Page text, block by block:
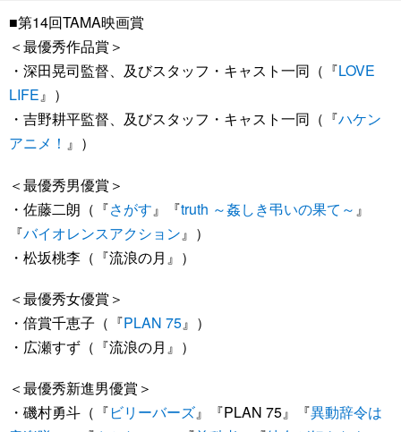
■第14回TAMA映画賞
＜最優秀作品賞＞
・深田晃司監督、及びスタッフ・キャスト一同（『LOVE
LIFE』）
・吉野耕平監督、及びスタッフ・キャスト一同（『ハケン
アニメ！ 』）
＜最優秀男優賞＞
・佐藤二朗（『さがす 』『truth ～姦しき弔いの果て～ 』
『バイオレンスアクション 』）
・松坂桃李（『流浪の月』）
＜最優秀女優賞＞
・倍賞千恵子（『PLAN 75』）
・広瀬すず（『流浪の月』）
＜最優秀新進男優賞＞
・磯村勇斗（『ビリーバーズ』『PLAN 75』『異動辞令は